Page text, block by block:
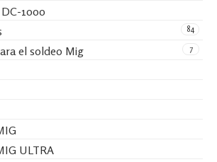
1000
84
7
el soldeo Mig
ULTRA